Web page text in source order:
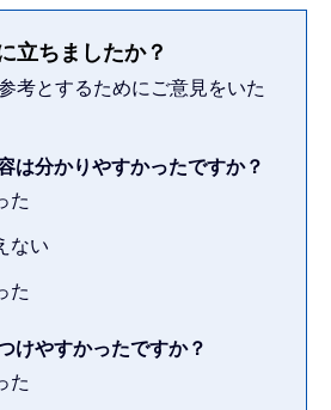
立ちましたか？
考とするためにご意見をいた
は分かりやすかったですか？
た
ない
た
けやすかったですか？
た